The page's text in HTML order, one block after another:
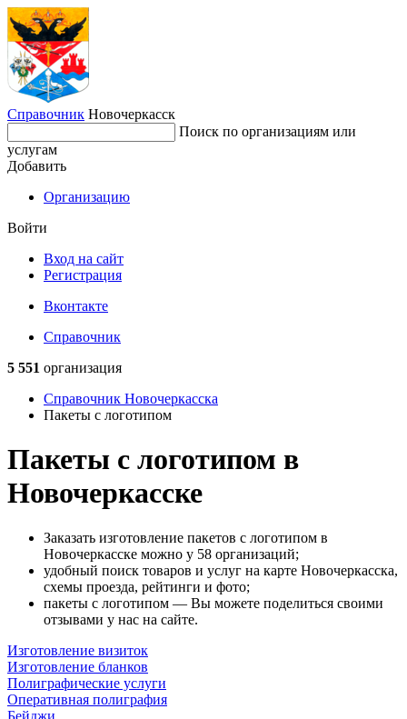
Справочник Новочеркасск
Поиск по организациям или
услугам
Добавить
Организацию
Войти
Вход на сайт
Регистрация
Вконтакте
Справочник
5 551 организация
Справочник Новочеркасска
Пакеты с логотипом
Пакеты с логотипом в
Новочеркасске
Заказать изготовление пакетов с логотипом в
Новочеркасске можно у 58 организаций;
удобный поиск товаров и услуг на карте Новочеркасска,
схемы проезда, рейтинги и фото;
пакеты с логотипом — Вы можете поделиться своими
отзывами у нас на сайте.
Изготовление визиток
Изготовление бланков
Полиграфические услуги
Оперативная полиграфия
Бейджи